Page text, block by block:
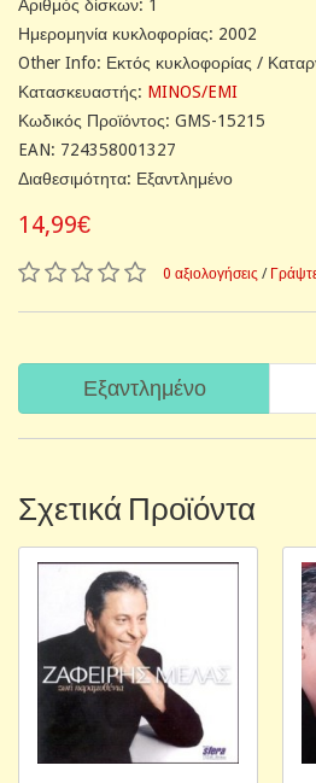
Αριθμός δίσκων: 1
Ημερομηνία κυκλοφορίας: 2002
Other Info: Εκτός κυκλοφορίας /
Κατασκευαστής: MINOS/EMI
Κωδικός Προϊόντος: GMS-15215
EAN: 724358001327
Διαθεσιμότητα: Εξαντλημένο
14,99€
0 αξιολογήσεις /
Εξαντλημένο
Σχετικά Προϊόντα